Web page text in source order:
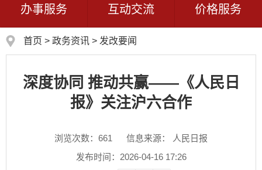
办事服务 互动交流 价格服务
首页 > 政务资讯 > 发改要闻
深度协同 推动共赢——《人民日
报》关注沪六合作
浏览次数： 661
信息来源： 人民日报
发布时间：2026-04-16 17:26